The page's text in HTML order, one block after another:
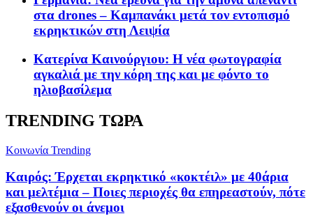
στα drones – Καμπανάκι μετά τον εντοπισμό
εκρηκτικών στη Λειψία
Κατερίνα Καινούργιου: Η νέα φωτογραφία
αγκαλιά με την κόρη της και με φόντο το
ηλιοβασίλεμα
TRENDING ΤΩΡΑ
Κοινωνία Trending
Καιρός: Έρχεται εκρηκτικό «κοκτέιλ» με 40άρια
και μελτέμια – Ποιες περιοχές θα επηρεαστούν, πότε
εξασθενούν οι άνεμοι